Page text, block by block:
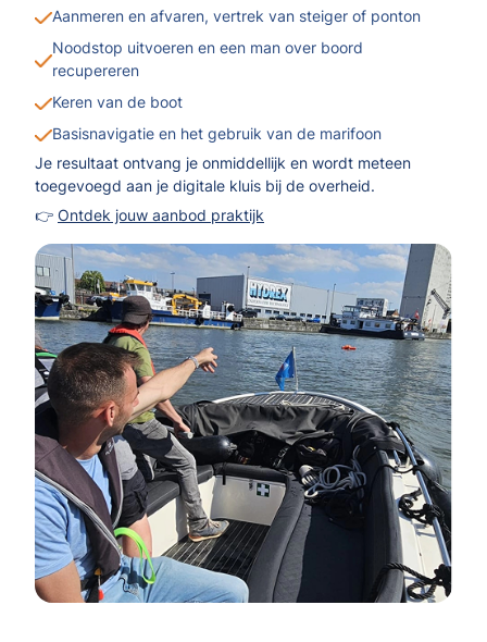
Aanmeren en afvaren, vertrek van steiger of ponton
Noodstop uitvoeren en een man over boord
recupereren
Keren van de boot
Basisnavigatie en het gebruik van de marifoon
Je resultaat ontvang je onmiddellijk en wordt meteen
toegevoegd aan je digitale kluis bij de overheid.
👉 Ontdek jouw aanbod praktijk